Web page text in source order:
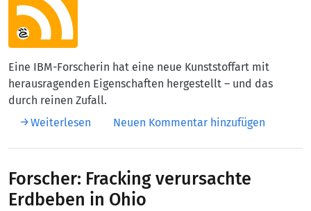
Eine IBM-Forscherin hat eine neue Kunststoffart mit
herausragenden Eigenschaften hergestellt – und das
durch reinen Zufall.
Weiterlesen über Zufallsforschung
Neuen Kommentar hinzufügen
Forscher: Fracking verursachte
Erdbeben in Ohio